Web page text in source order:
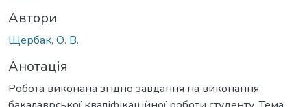
Автори
Щербак, О. В.
Анотація
Робота виконана згідно завдання на виконання